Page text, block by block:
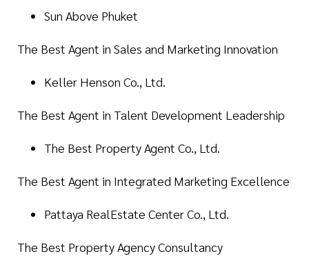
Sun Above Phuket
The Best Agent in Sales and Marketing Innovation
Keller Henson Co., Ltd.
The Best Agent in Talent Development Leadership
The Best Property Agent Co., Ltd.
The Best Agent in Integrated Marketing Excellence
Pattaya RealEstate Center Co., Ltd.
The Best Property Agency Consultancy